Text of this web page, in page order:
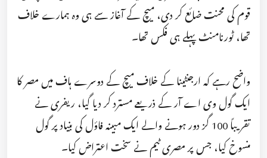
قوم کی محنت ضائع کر دی، میچ کے آغاز سے ہی وہ ہمارے خلاف
تھا، ٹورنامنٹ پہلے ہی فکس تھا۔
واضح رہے کہ ارجنٹینا کے خلاف میچ کے دوسرے ہاف میں مصر کا
ایک گول وی اے آر کے ذریعے مسترد کر دیا گیا، ریفری نے
تقریباً 100 گز دور ہونے والے ایک مبینہ فاؤل کی بنیاد پر گول
منسوخ کیا، جس پر مصری ٹیم نے سخت اعتراض کیا۔